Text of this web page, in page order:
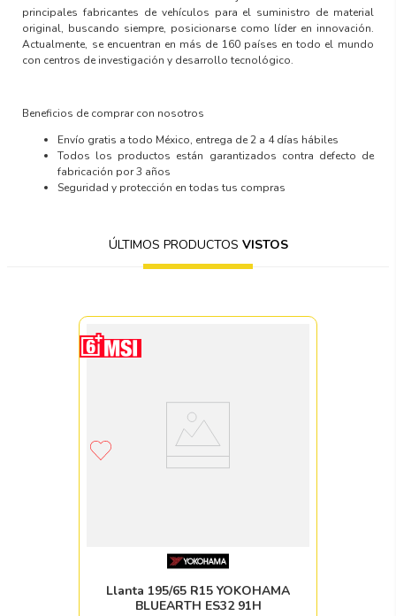
principales fabricantes de vehículos para el suministro de material
original, buscando siempre, posicionarse como líder en innovación.
Actualmente, se encuentran en más de 160 países en todo el mundo
con centros de investigación y desarrollo tecnológico.
Beneficios de comprar con nosotros
Envío gratis a todo México, entrega de 2 a 4 días hábiles
Todos los productos están garantizados contra defecto de
fabricación por 3 años
Seguridad y protección en todas tus compras
ÚLTIMOS PRODUCTOS VISTOS
Llanta 195/65 R15 YOKOHAMA
BLUEARTH ES32 91H